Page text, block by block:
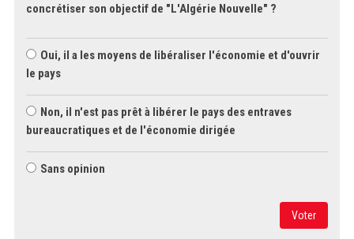
concrétiser son objectif de "L'Algérie Nouvelle" ?
Oui, il a les moyens de libéraliser l'économie et d'ouvrir
le pays
Non, il n'est pas prêt à libérer le pays des entraves
bureaucratiques et de l'économie dirigée
Sans opinion
Voter